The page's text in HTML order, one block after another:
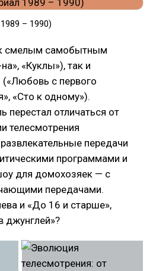
– 1990)
смелым самобытным
«Куклы»), так и
(«Любовь с первого
«Сто к одному»).
перестал отличаться от
телесмотрения
передачи
программами и
для домохозяек — с
передачами.
и «До 16 и старше»,
джунглей»?